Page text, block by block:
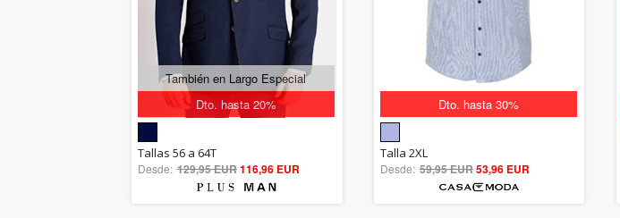
Dto. hasta 20%
También en Largo Especial
5.00
out of 5
Tallas 56 a 64T
Desde: 129,95 EUR116,96 EUR
Dto. hasta 30%
out of 5
Talla 2XL
Desde: 59,95 EUR53,96 EUR